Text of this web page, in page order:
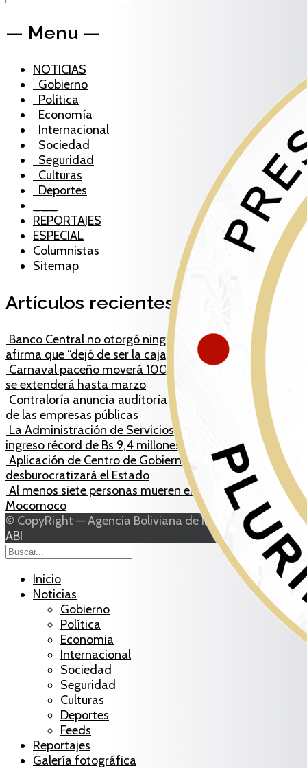
— Menu —
NOTICIAS
Gobierno
Política
Economía
Internacional
Sociedad
Seguridad
Culturas
Deportes
REPORTAJES
ESPECIAL
Columnistas
Sitemap
Artículos recientes
Banco Central no otorgó ningún nuevo crédito y
afirma que “dejó de ser la caja chica del Gobierno”
Carnaval paceño moverá 100 millones de bolivianos y
se extenderá hasta marzo
Contraloría anuncia auditoría de la “salud financiera”
de las empresas públicas
La Administración de Servicios Portuarios alcanza un
ingreso récord de Bs 9,4 millones en enero
Aplicación de Centro de Gobierno en Bolivia
desburocratizará el Estado
Al menos siete personas mueren en carretera a
Mocomoco
© CopyRight — Agencia Boliviana de Información 2026
ABI
Inicio
Noticias
Gobierno
Política
Economia
Internacional
Sociedad
Seguridad
Culturas
Deportes
Feeds
Reportajes
Galería fotográfica